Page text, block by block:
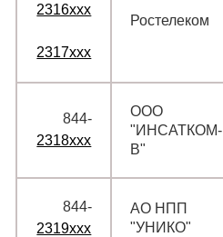
2316xxx
2317xxx
Ростелеком
844‑
2318xxx
ООО
"ИНСАТКОМ-
В"
844‑
2319xxx
АО НПП
"УНИКО"